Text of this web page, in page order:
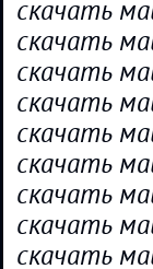
скачать
скачать
скачать
скачать
скачать
скачать
скачать
скачать
скачать